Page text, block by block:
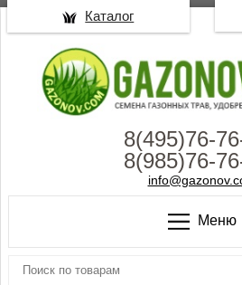
8(495)76-
8(985)76-
Меню
Каталог